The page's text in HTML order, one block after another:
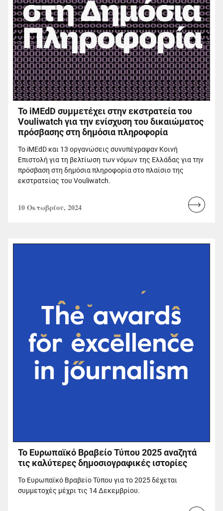
Το iMEdD συμμετέχει στην εκστρατεία του
Vouliwatch για την ενίσχυση του δικαιώματος
πρόσβασης στη δημόσια πληροφορία
Το iMEdD και 13 οργανώσεις συνυπέγραψαν Κοινή
Επιστολή για τη βελτίωση των νόμων της Ελλάδας για την
πρόσβαση στη δημόσια πληροφορία στο πλαίσιο της
εκστρατείας του Vouliwatch.
10 Οκτωβρίου, 2024
Read
Το Ευρωπαϊκό Βραβείο Τύπου 2025 αναζητά
τις καλύτερες δημοσιογραφικές ιστορίες
Το Ευρωπαϊκό Βραβείο Τύπου για το 2025 δέχεται
συμμετοχές μέχρι τις 14 Δεκεμβρίου.